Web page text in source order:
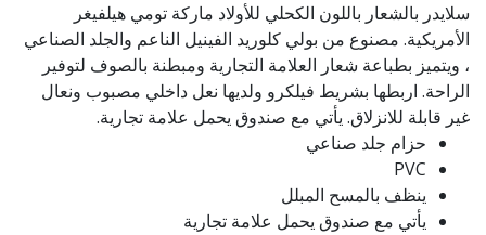
سلايدر بالشعار باللون الكحلي للأولاد ماركة تومي هيلفيغر
الأمريكية. مصنوع من بولي كلوريد الفينيل الناعم والجلد الصناعي
، ويتميز بطباعة شعار العلامة التجارية ومبطنة بالصوف لتوفير
الراحة. اربطها بشريط فيلكرو ولديها نعل داخلي مصبوب ونعال
غير قابلة للانزلاق. يأتي مع صندوق يحمل علامة تجارية.
حزام جلد صناعي
PVC
ينظف بالمسح المبلل
يأتي مع صندوق يحمل علامة تجارية